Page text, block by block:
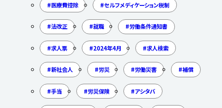
医療費控除 セルフメディケーション税制
法改正 就職 労働条件通知書
求人票 2024年4月 求人検索
新社会人 労災 労働災害 補償
手当 労災保険 アシタバ